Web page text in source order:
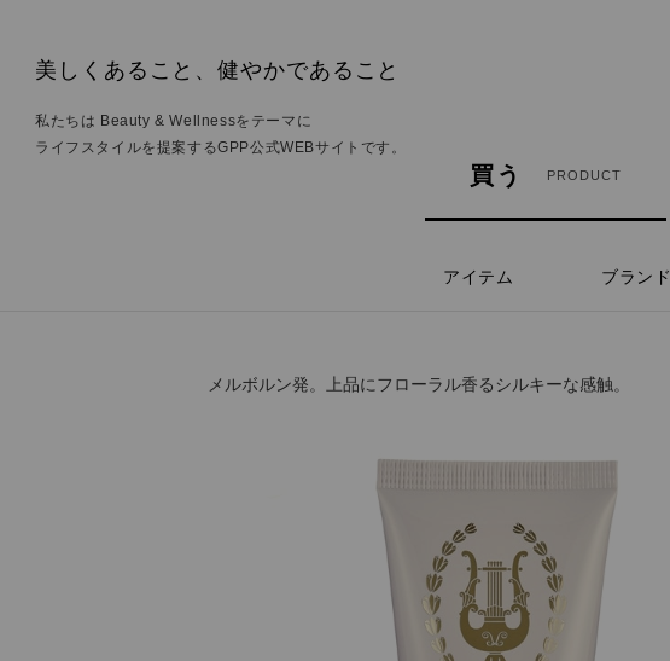
美しくあること、健やかであること
私たちは Beauty & Wellnessをテーマに
ライフスタイルを提案するGPP公式WEBサイトです。
買う PRODUCT
アイテム ブランド
メルボルン発。上品にフローラル香るシルキーな感触。